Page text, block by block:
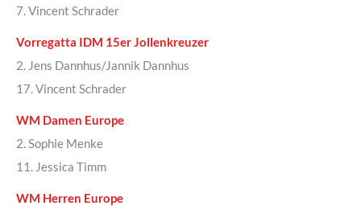
7. Vincent Schrader
Vorregatta IDM 15er Jollenkreuzer
2. Jens Dannhus/Jannik Dannhus
17. Vincent Schrader
WM Damen Europe
2. Sophie Menke
11. Jessica Timm
WM Herren Europe